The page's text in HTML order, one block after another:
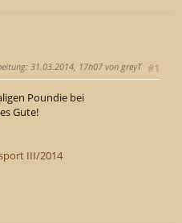
#1
: 31.03.2014, 17h07 von greyT
Poundie bei
Gute!
III/2014